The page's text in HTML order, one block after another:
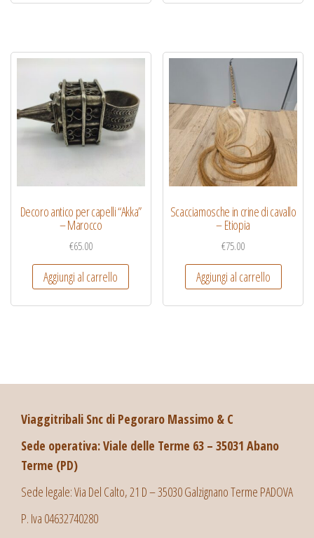
Decoro antico per capelli “Akka”
– Marocco
€65.00
Aggiungi al carrello
Scacciamosche in crine di cavallo
– Etiopia
€75.00
Aggiungi al carrello
Viaggitribali Snc di Pegoraro Massimo & C
Sede operativa: Viale delle Terme 63 – 35031 Abano
Terme (PD)
Sede legale: Via Del Calto, 21 D – 35030 Galzignano Terme PADOVA
P. Iva 04632740280